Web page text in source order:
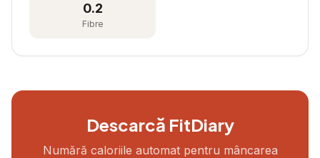
0.2
Fibre
Descarcă FitDiary
Numără caloriile automat pentru mâncarea